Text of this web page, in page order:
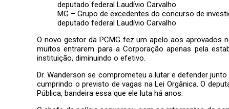
MG – Grupo de excedentes do concurso de
deputado federal Laudívio Carvalho
O novo gestor da PCMG fez um apelo aos aprovados
muitos entrarem para a Corporação apenas pela
instituição, diminuindo o efetivo.
Dr. Wanderson se comprometeu a lutar e defender
cumprindo o previsto de vagas na Lei Orgânica. O
Pública, bandeira essa que ele luta há anos.